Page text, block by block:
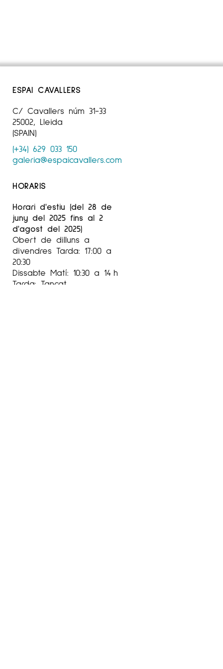
ESPAI CAVALLERS
C/ Cavallers núm 31-33
25002, Lleida
(SPAIN)
(+34) 629 033 150
galeria@espaicavallers.com
HORARIS
Horari d'estiu (del 28 de
juny del 2025 fins al 2
d'agost del 2025)
Obert de dilluns a
divendres Tarda: 17:00 a
20:30
Dissabte Matí: 10:30 a 14 h
Tarda: Tancat